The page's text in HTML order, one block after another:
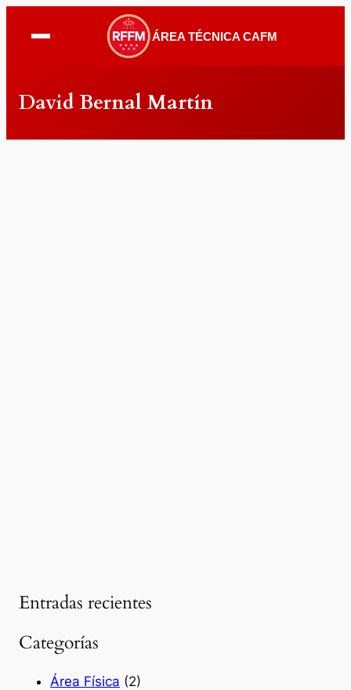
ÁREA TÉCNICA CAFM
David Bernal Martín
Entradas recientes
Categorías
Área Física (2)